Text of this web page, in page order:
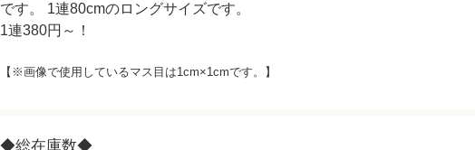
です。 1連80cmのロングサイズです。
1連380円～！
【※画像で使用しているマス目は1cm×1cmです。】
◆総在庫数◆